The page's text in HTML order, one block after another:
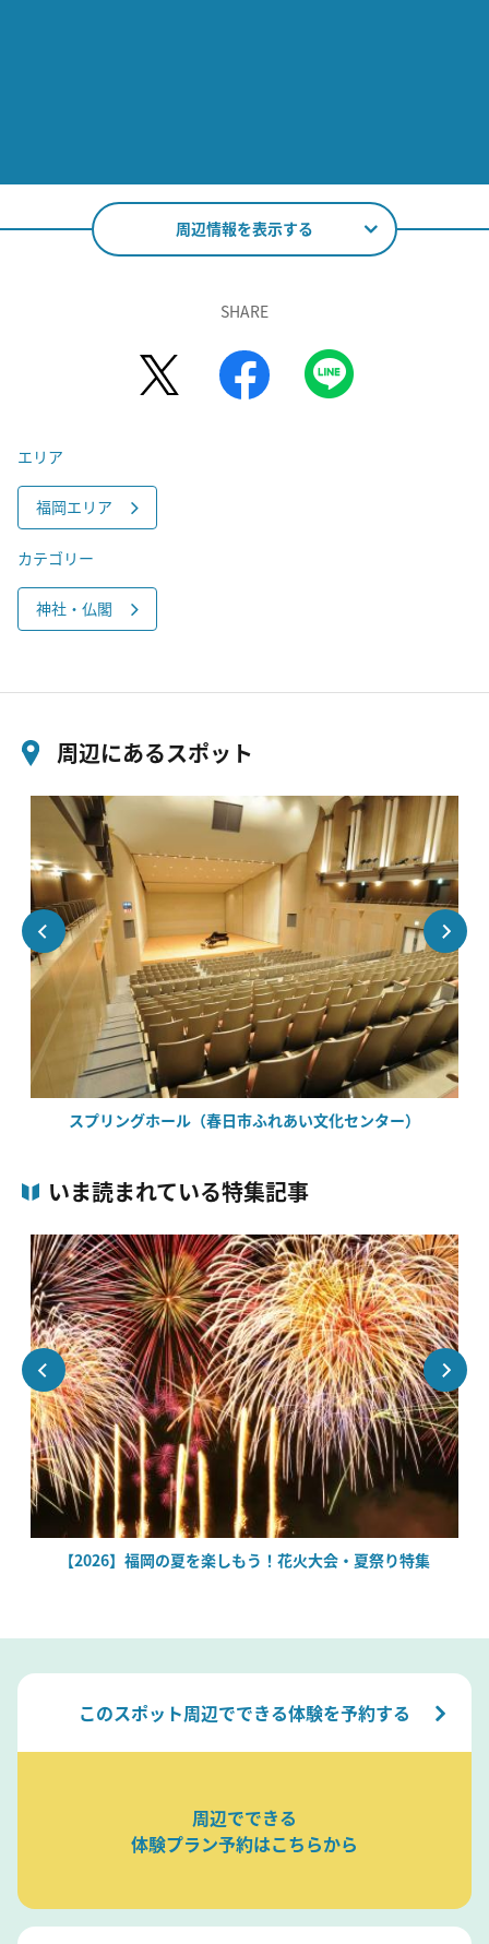
周辺情報を表示する
SHARE
エリア
福岡エリア
カテゴリー
神社・仏閣
周辺にあるスポット
スプリングホール（春日市ふれあい文化センター）
いま読まれている特集記事
【2026】福岡の夏を楽しもう！花火大会・夏祭り特集
このスポット周辺でできる体験を予約する
周辺でできる
体験プラン予約はこちらから